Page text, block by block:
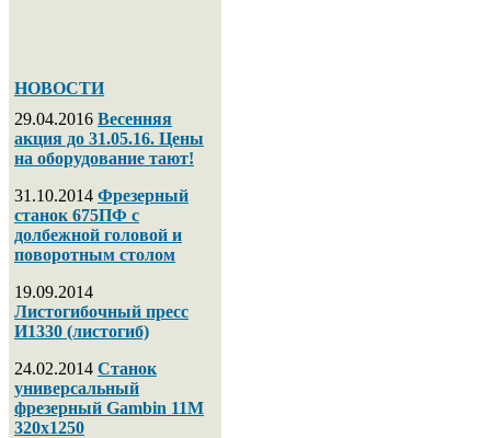
НОВОСТИ
29.04.2016 Весенняя
акция до 31.05.16. Цены
на оборудование тают!
31.10.2014 Фрезерный
станок 675ПФ с
долбежной головой и
поворотным столом
19.09.2014
Листогибочный пресс
И1330 (листогиб)
24.02.2014 Станок
универсальный
фрезерный Gambin 11M
320х1250